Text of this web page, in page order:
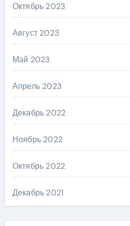
Октябрь 2023
Август 2023
Май 2023
Апрель 2023
Декабрь 2022
Ноябрь 2022
Октябрь 2022
Декабрь 2021